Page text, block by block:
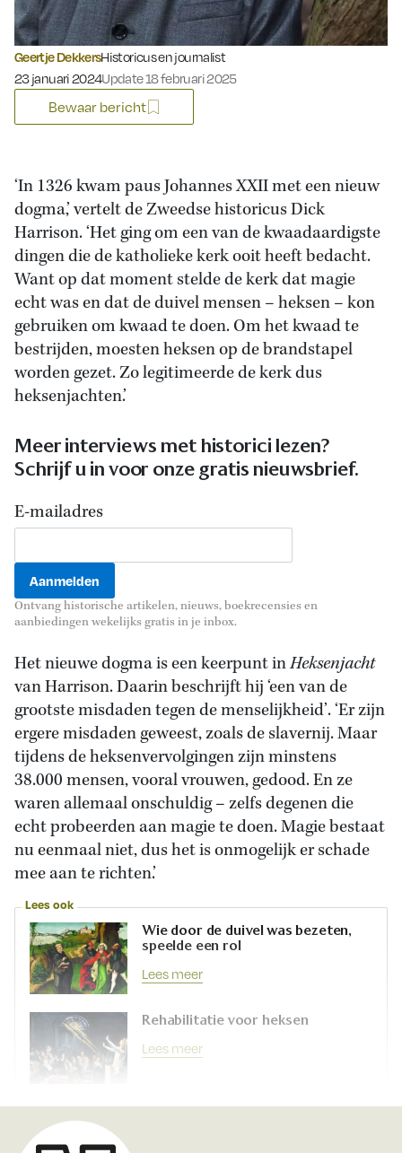
Geertje DekkersHistoricus en journalist
Gepubliceerd op:
23 januari 2024Update 18 februari 2025
Bewaar bericht
‘In 1326 kwam paus Johannes XXII met een nieuw
dogma,’ vertelt de Zweedse historicus Dick
Harrison. ‘Het ging om een van de kwaadaardigste
dingen die de katholieke kerk ooit heeft bedacht.
Want op dat moment stelde de kerk dat magie
echt was en dat de duivel mensen – heksen – kon
gebruiken om kwaad te doen. Om het kwaad te
bestrijden, moesten heksen op de brandstapel
worden gezet. Zo legitimeerde de kerk dus
heksenjachten.’
Meer interviews met historici lezen?
Schrijf u in voor onze gratis nieuwsbrief.
E-mailadres
Ontvang historische artikelen, nieuws, boekrecensies en
aanbiedingen wekelijks gratis in je inbox.
Het nieuwe dogma is een keerpunt inHeksenjacht
van Harrison. Daarin beschrijft hij ‘een van de
grootste misdaden tegen de menselijkheid’. ‘Er zijn
ergere misdaden geweest, zoals de slavernij. Maar
tijdens de heksenvervolgingen zijn minstens
38.000 mensen, vooral vrouwen, gedood. En ze
waren allemaal onschuldig – zelfs degenen die
echt probeerden aan magie te doen. Magie bestaat
nu eenmaal niet, dus het is onmogelijk er schade
mee aan te richten.’
Lees ook
Wie door de duivel was bezeten,
speelde een rol
Lees meer
Rehabilitatie voor heksen
Lees meer